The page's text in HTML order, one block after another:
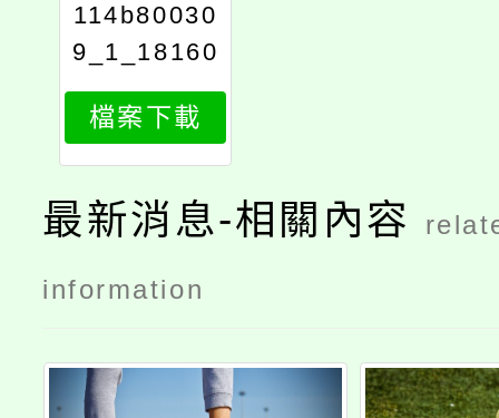
114b80030
9_1_18160
219230
檔案下載
最新消息-相關內容
information